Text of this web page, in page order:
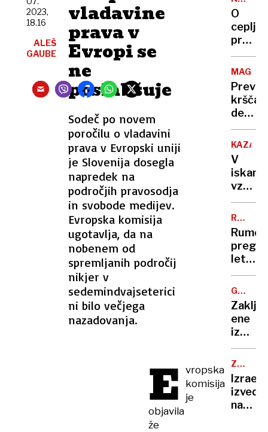
vladavine
prava v
Evropi se
ne
poslabšuje
Sodeč po novem
poročilu o vladavini
prava v Evropski uniji
je Slovenija dosegla
napredek na
področjih pravosodja
in svobode medijev.
Evropska komisija
ugotavlja, da na
nobenem od
spremljanih področij
nikjer v
sedemindvajseterici
ni bilo večjega
nazadovanja.
2023,
18.16
ALEŠ
GAUBE
E vropska
komisija
je
objavila
že
Od
selitve
arhiva
O
proti
bodo
tehtali
starši
AfD
pa z
vsemi
topovi
V
iskanju
vzroka
za
letala
prst
uperili
v
rusko
zračno
RUMENE
NOVICE
leta:
Nataša
Pirc
Musar
je
pela,
Robert
Golob
uplenil
GORSKO
ene
izmed
akcij,
našli
ZRAČNI
NAPAD
Izrael
izvedel
napad